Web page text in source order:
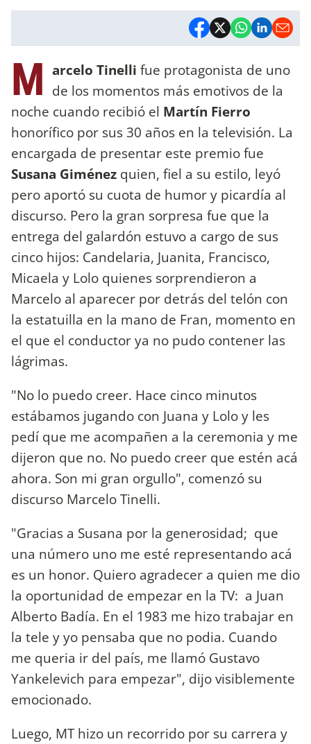
M arcelo Tinelli fue protagonista de uno
de los momentos más emotivos de la
noche cuando recibió el Martín Fierro
honorífico por sus 30 años en la televisión. La
encargada de presentar este premio fue
Susana Giménez quien, fiel a su estilo, leyó
pero aportó su cuota de humor y picardía al
discurso. Pero la gran sorpresa fue que la
entrega del galardón estuvo a cargo de sus
cinco hijos: Candelaria, Juanita, Francisco,
Micaela y Lolo quienes sorprendieron a
Marcelo al aparecer por detrás del telón con
la estatuilla en la mano de Fran, momento en
el que el conductor ya no pudo contener las
lágrimas.
"No lo puedo creer. Hace cinco minutos
estábamos jugando con Juana y Lolo y les
pedí que me acompañen a la ceremonia y me
dijeron que no. No puedo creer que estén acá
ahora. Son mi gran orgullo", comenzó su
discurso Marcelo Tinelli.
"Gracias a Susana por la generosidad; que
una número uno me esté representando acá
es un honor. Quiero agradecer a quien me dio
la oportunidad de empezar en la TV: a Juan
Alberto Badía. En el 1983 me hizo trabajar en
la tele y yo pensaba que no podia. Cuando
me queria ir del país, me llamó Gustavo
Yankelevich para empezar", dijo visiblemente
emocionado.
Luego, MT hizo un recorrido por su carrera y